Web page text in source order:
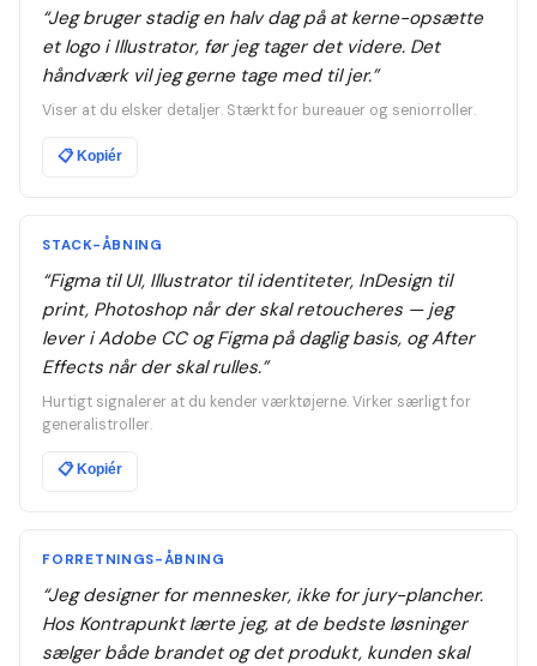
“Jeg bruger stadig en halv dag på at kerne-opsætte
et logo i Illustrator, før jeg tager det videre. Det
håndværk vil jeg gerne tage med til jer.”
Viser at du elsker detaljer. Stærkt for bureauer og seniorroller.
📋Kopiér
STACK-ÅBNING
“Figma til UI, Illustrator til identiteter, InDesign til
print, Photoshop når der skal retoucheres — jeg
lever i Adobe CC og Figma på daglig basis, og After
Effects når der skal rulles.”
Hurtigt signalerer at du kender værktøjerne. Virker særligt for
generalistroller.
📋Kopiér
FORRETNINGS-ÅBNING
“Jeg designer for mennesker, ikke for jury-plancher.
Hos Kontrapunkt lærte jeg, at de bedste løsninger
sælger både brandet og det produkt, kunden skal